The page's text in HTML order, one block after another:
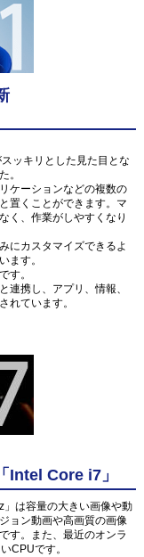
ッキリとした見た目とな
。
ケーションなどの複数の
置くことができます。マ
く、作業がしやすくなり
にカスタマイズできるよ
ます。
す。
連携し、アプリ、情報、
れています。
Intel Core i7」
は容量の大きい画像や動
ョン動画や高画質の画像
す。また、最近のオンラ
CPUです。